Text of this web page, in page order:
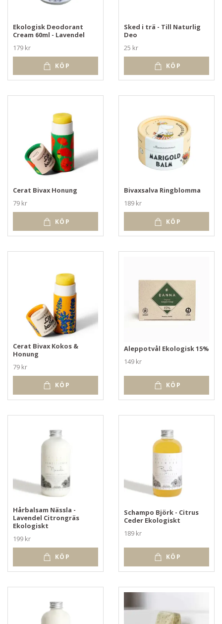
Ekologisk Deodorant
Cream 60ml - Lavendel
179 kr
KÖP
Sked i trä - Till Naturlig
Deo
25 kr
KÖP
Cerat Bivax Honung
79 kr
KÖP
Bivaxsalva Ringblomma
189 kr
KÖP
Cerat Bivax Kokos &
Honung
79 kr
KÖP
Aleppotvål Ekologisk 15%
149 kr
KÖP
Hårbalsam Nässla -
Lavendel Citrongräs
Ekologiskt
199 kr
KÖP
Schampo Björk - Citrus
Ceder Ekologiskt
189 kr
KÖP